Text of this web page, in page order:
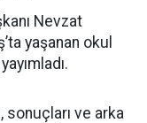
Nevzat
yaşanan okul
sonuçları ve arka